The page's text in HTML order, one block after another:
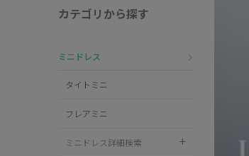
カテゴリから探す
ミニドレス
タイトミニ
フレアミニ
ミニドレス詳細検索